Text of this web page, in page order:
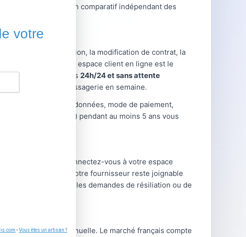
guides pratiques et un comparatif indépendant des
souvent la souscription, la modification de contrat, la
tous les cas, votre espace client en ligne est le
disponibles 24h/24 et sans attente
ou par messagerie en semaine.
changements (coordonnées, mode de paiement,
contrats, relevés) pendant au moins 5 ans vous
habituelles : connectez-vous à votre espace
service client de votre fournisseur reste joignable
notamment pour les demandes de résiliation ou de
votre facture annuelle. Le marché français compte